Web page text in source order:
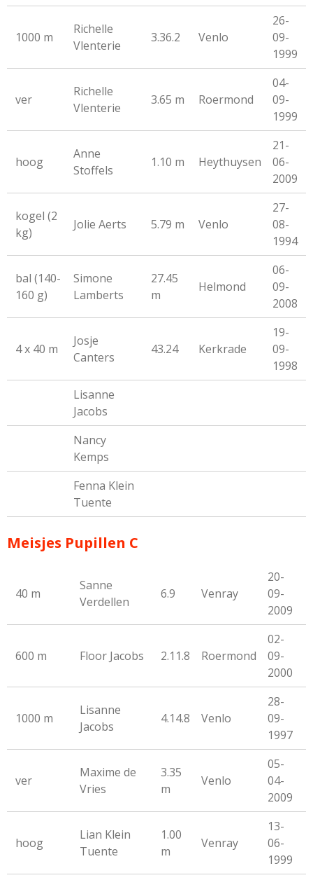
1000 m
Richelle
Vlenterie
3.36.2 Venlo
26-
09-
1999
ver
Richelle
Vlenterie
3.65 m Roermond
04-
09-
1999
hoog
Anne
Stoffels
1.10 m Heythuysen
21-
06-
2009
kogel (2
kg)
Jolie Aerts 5.79 m Venlo
27-
08-
1994
bal (140-
160 g)
Simone
Lamberts
27.45
m
Helmond
06-
09-
2008
4 x 40 m
Josje
Canters
43.24 Kerkrade
19-
09-
1998
Lisanne
Jacobs
Nancy
Kemps
Fenna Klein
Tuente
Meisjes Pupillen C
40 m
Sanne
Verdellen
6.9 Venray
20-
09-
2009
600 m Floor Jacobs 2.11.8 Roermond
02-
09-
2000
1000 m
Lisanne
Jacobs
4.14.8 Venlo
28-
09-
1997
ver
Maxime de
Vries
3.35
m
Venlo
05-
04-
2009
hoog
Lian Klein
Tuente
1.00
m
Venray
13-
06-
1999